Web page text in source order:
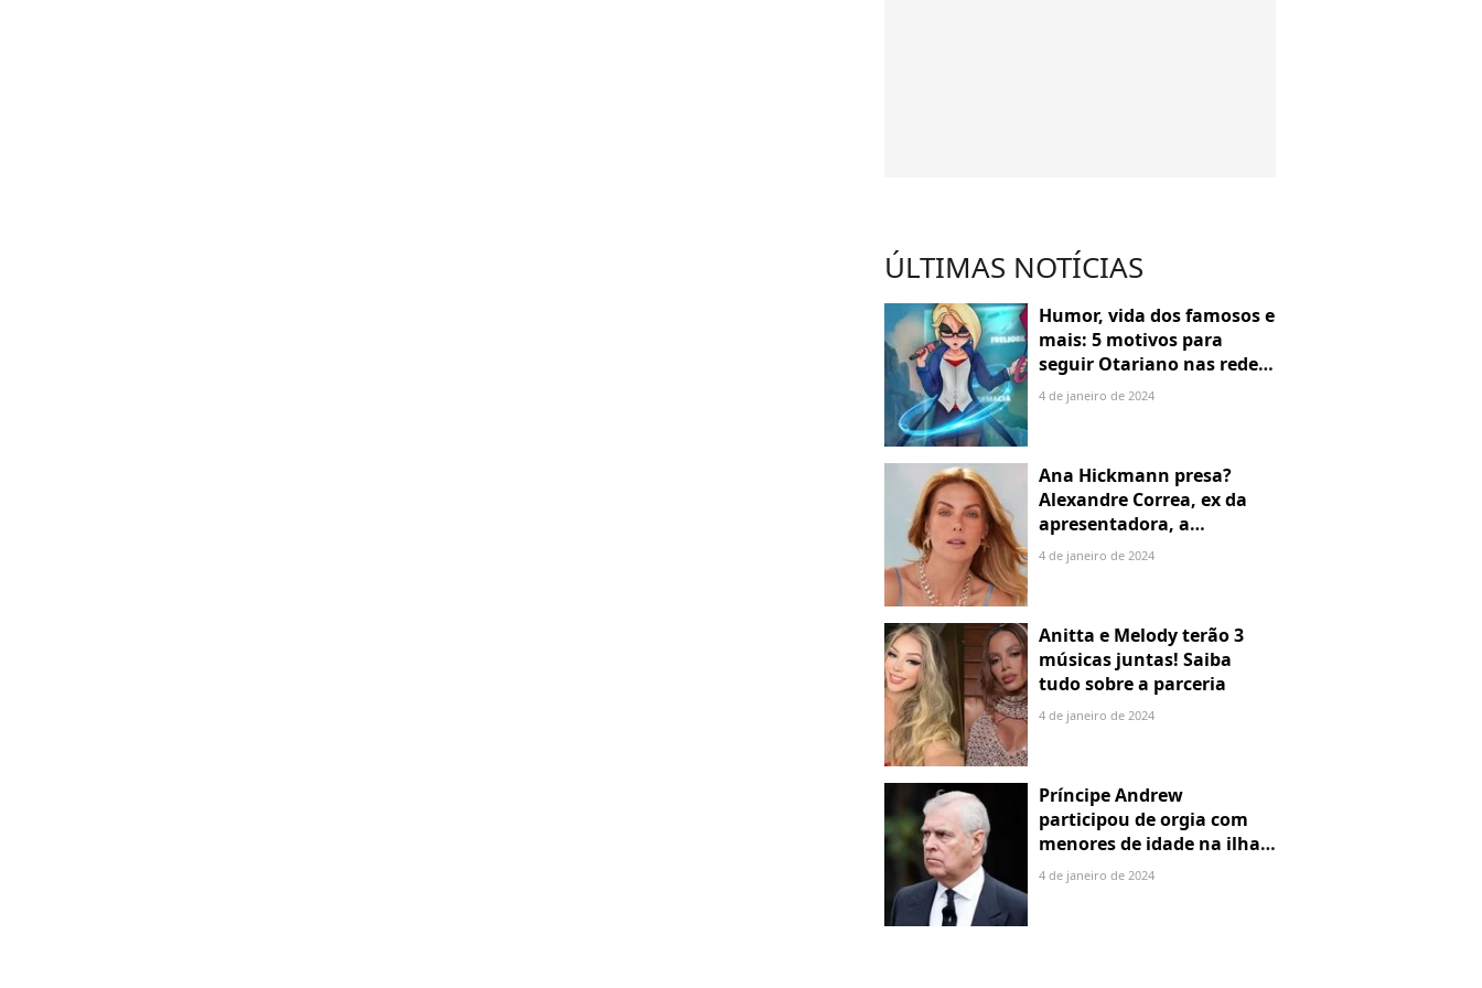
ÚLTIMAS NOTÍCIAS
Humor, vida dos famosos e
mais: 5 motivos para
seguir Otariano nas redes
sociais
4 de janeiro de 2024
Ana Hickmann presa?
Alexandre Correa, ex da
apresentadora, a
denuncia por alienação
4 de janeiro de 2024
Anitta e Melody terão 3
músicas juntas! Saiba
tudo sobre a parceria
4 de janeiro de 2024
Príncipe Andrew
participou de orgia com
menores de idade na ilha
de Jeffrey Epstein, chefe de
4 de janeiro de 2024